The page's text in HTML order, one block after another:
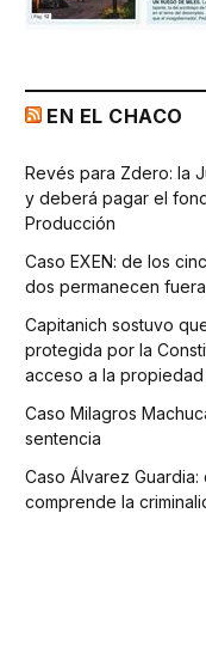
EN EL CHACO
Revés para Zdero: la
y deberá pagar el
Producción
Caso EXEN: de los
dos permanecen
Capitanich sostuvo
protegida por la
acceso a la propiedad
Caso Milagros
sentencia
Caso Álvarez
comprende la